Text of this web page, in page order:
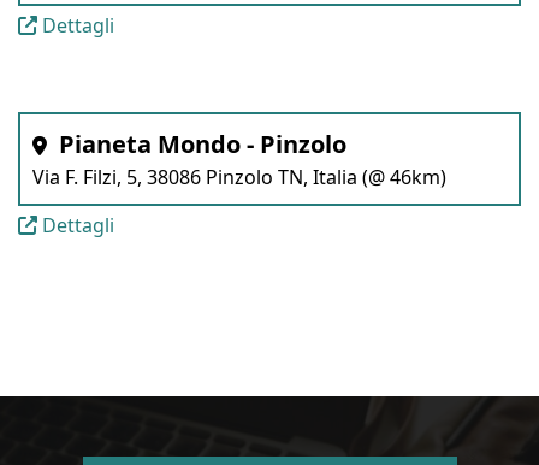
Dettagli
Pianeta Mondo - Pinzolo
Via F. Filzi, 5, 38086 Pinzolo TN, Italia (@ 46km)
Dettagli